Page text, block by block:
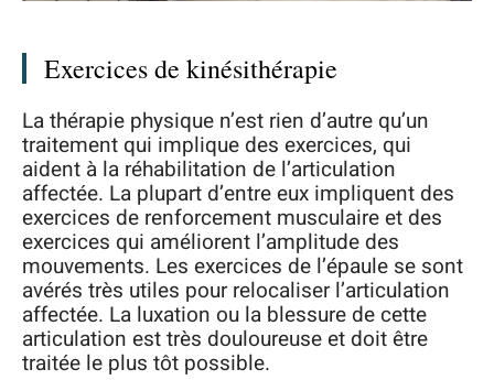
Exercices de kinésithérapie
La thérapie physique n’est rien d’autre qu’un
traitement qui implique des exercices, qui
aident à la réhabilitation de l’articulation
affectée. La plupart d’entre eux impliquent des
exercices de renforcement musculaire et des
exercices qui améliorent l’amplitude des
mouvements. Les exercices de l’épaule se sont
avérés très utiles pour relocaliser l’articulation
affectée. La luxation ou la blessure de cette
articulation est très douloureuse et doit être
traitée le plus tôt possible.